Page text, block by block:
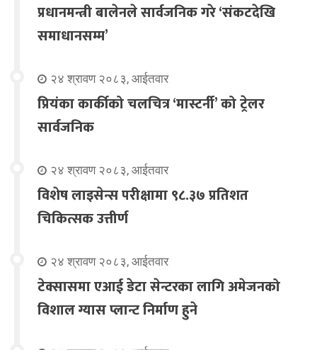
प्रधानमन्त्री बालेनले सार्वजनिक गरे ‘संकटदेखि
समाधानसम्म’
२४ श्रावण २०८३, आईतवार
प्रियंका कार्कीको चलचित्र ‘मास्टर्नी’ को ट्रेलर
सार्वजनिक
२४ श्रावण २०८३, आईतवार
विशेष लाइसेन्स परीक्षामा ९८.३७ प्रतिशत
चिकित्सक उत्तीर्ण
२४ श्रावण २०८३, आईतवार
टेक्सासमा एआई डेटा सेन्टरका लागि अमेजनको
विशाल ग्यास प्लान्ट निर्माण हुने